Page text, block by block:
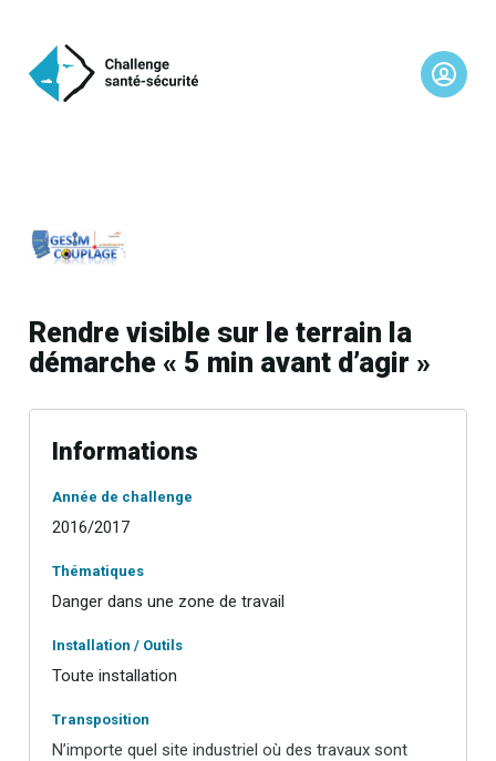
Rendre visible sur le terrain la
démarche « 5 min avant d’agir »
Informations
Année de challenge
2016/2017
Thématiques
Danger dans une zone de travail
Installation / Outils
Toute installation
Transposition
N’importe quel site industriel où des travaux sont